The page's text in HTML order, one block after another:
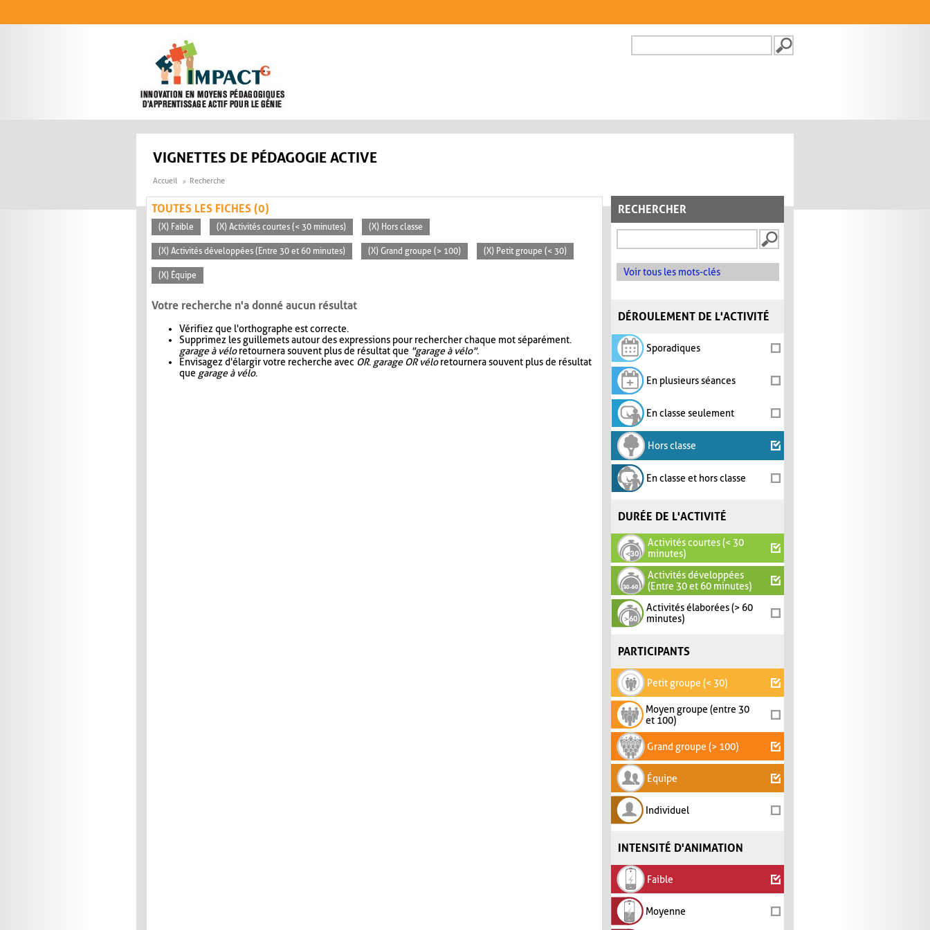
FORMULAIRE DE
VIGNETTES DE PÉDAGOGIE ACTIVE
Accueil Recherche
RECHERCHER
Voir tous les mots-clés
DÉROULEMENT DE L'ACTIVITÉ
Sporadiques
En plusieurs séances
En classe seulement
Hors classe
En classe et hors classe
DURÉE DE L'ACTIVITÉ
Activités courtes (< 30
minutes)
Activités développées
(Entre 30 et 60 minutes)
Activités élaborées (> 60
minutes)
PARTICIPANTS
Petit groupe (< 30)
Moyen groupe (entre 30
et 100)
Grand groupe (> 100)
Équipe
Individuel
INTENSITÉ D'ANIMATION
Faible
Moyenne
TOUTES LES FICHES (0)
(X) Faible (X) Activités courtes (< 30 minutes) (X) Hors classe
(X) Activités développées (Entre 30 et 60 minutes) (X) Grand groupe (> 100) (X) Petit groupe (< 30)
(X) Équipe
Votre recherche n'a donné aucun résultat
Vérifiez que l'orthographe est correcte.
Supprimez les guillemets autour des expressions pour rechercher chaque mot séparément.
garage à véloretournera souvent plus de résultat que "garage à vélo".
Envisagez d'élargir votre recherche avec OR. garage OR véloretournera souvent plus de résultat
que garage à vélo.